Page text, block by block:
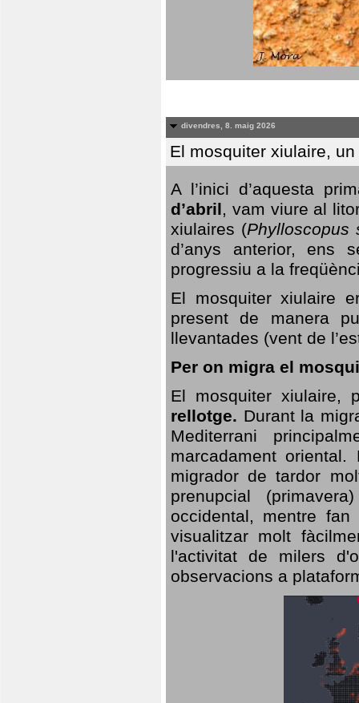
divendres, 8. maig 2026
El mosquiter xiulaire,
A l’inici d’aquesta
d’abril, vam viure al
xiulaires (Phylloscopus
d’anys anterior, ens
progressiu a la
El mosquiter xiulaire
present de manera
llevantades (vent de
Per on migra el
El mosquiter xiulaire,
rellotge. Durant la
Mediterrani
marcadament
migrador de tardor
prenupcial
occidental, mentre
visualitzar molt
l'activitat de milers
observacions a